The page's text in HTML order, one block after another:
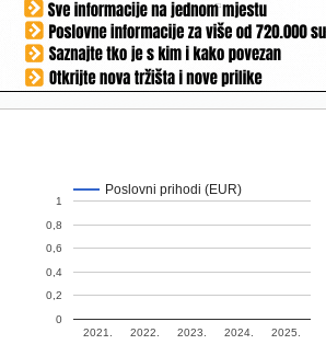
Poslovni prihodi (EUR)
2021. 2022. 2023. 2024. 2025.
0
0,2
0,4
0,6
0,8
1